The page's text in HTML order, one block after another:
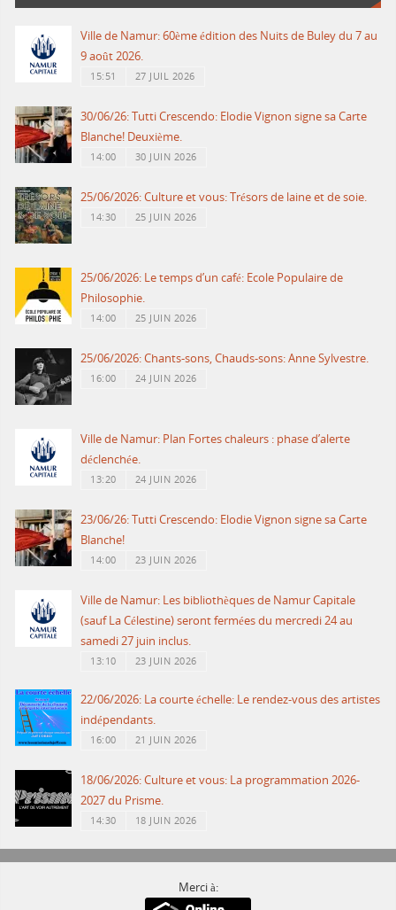
Ville de Namur: 60ème édition des Nuits de Buley du 7 au
9 août 2026.
15:51 27 JUIL 2026
30/06/26: Tutti Crescendo: Elodie Vignon signe sa Carte
Blanche! Deuxième.
14:00 30 JUIN 2026
25/06/2026: Culture et vous: Trésors de laine et de soie.
14:30 25 JUIN 2026
25/06/2026: Le temps d’un café: Ecole Populaire de
Philosophie.
14:00 25 JUIN 2026
25/06/2026: Chants-sons, Chauds-sons: Anne Sylvestre.
16:00 24 JUIN 2026
Ville de Namur: Plan Fortes chaleurs : phase d’alerte
déclenchée.
13:20 24 JUIN 2026
23/06/26: Tutti Crescendo: Elodie Vignon signe sa Carte
Blanche!
14:00 23 JUIN 2026
Ville de Namur: Les bibliothèques de Namur Capitale
(sauf La Célestine) seront fermées du mercredi 24 au
samedi 27 juin inclus.
13:10 23 JUIN 2026
22/06/2026: La courte échelle: Le rendez-vous des artistes
indépendants.
16:00 21 JUIN 2026
18/06/2026: Culture et vous: La programmation 2026-
2027 du Prisme.
14:30 18 JUIN 2026
Merci à: